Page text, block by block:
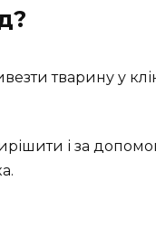
тварину у
і за